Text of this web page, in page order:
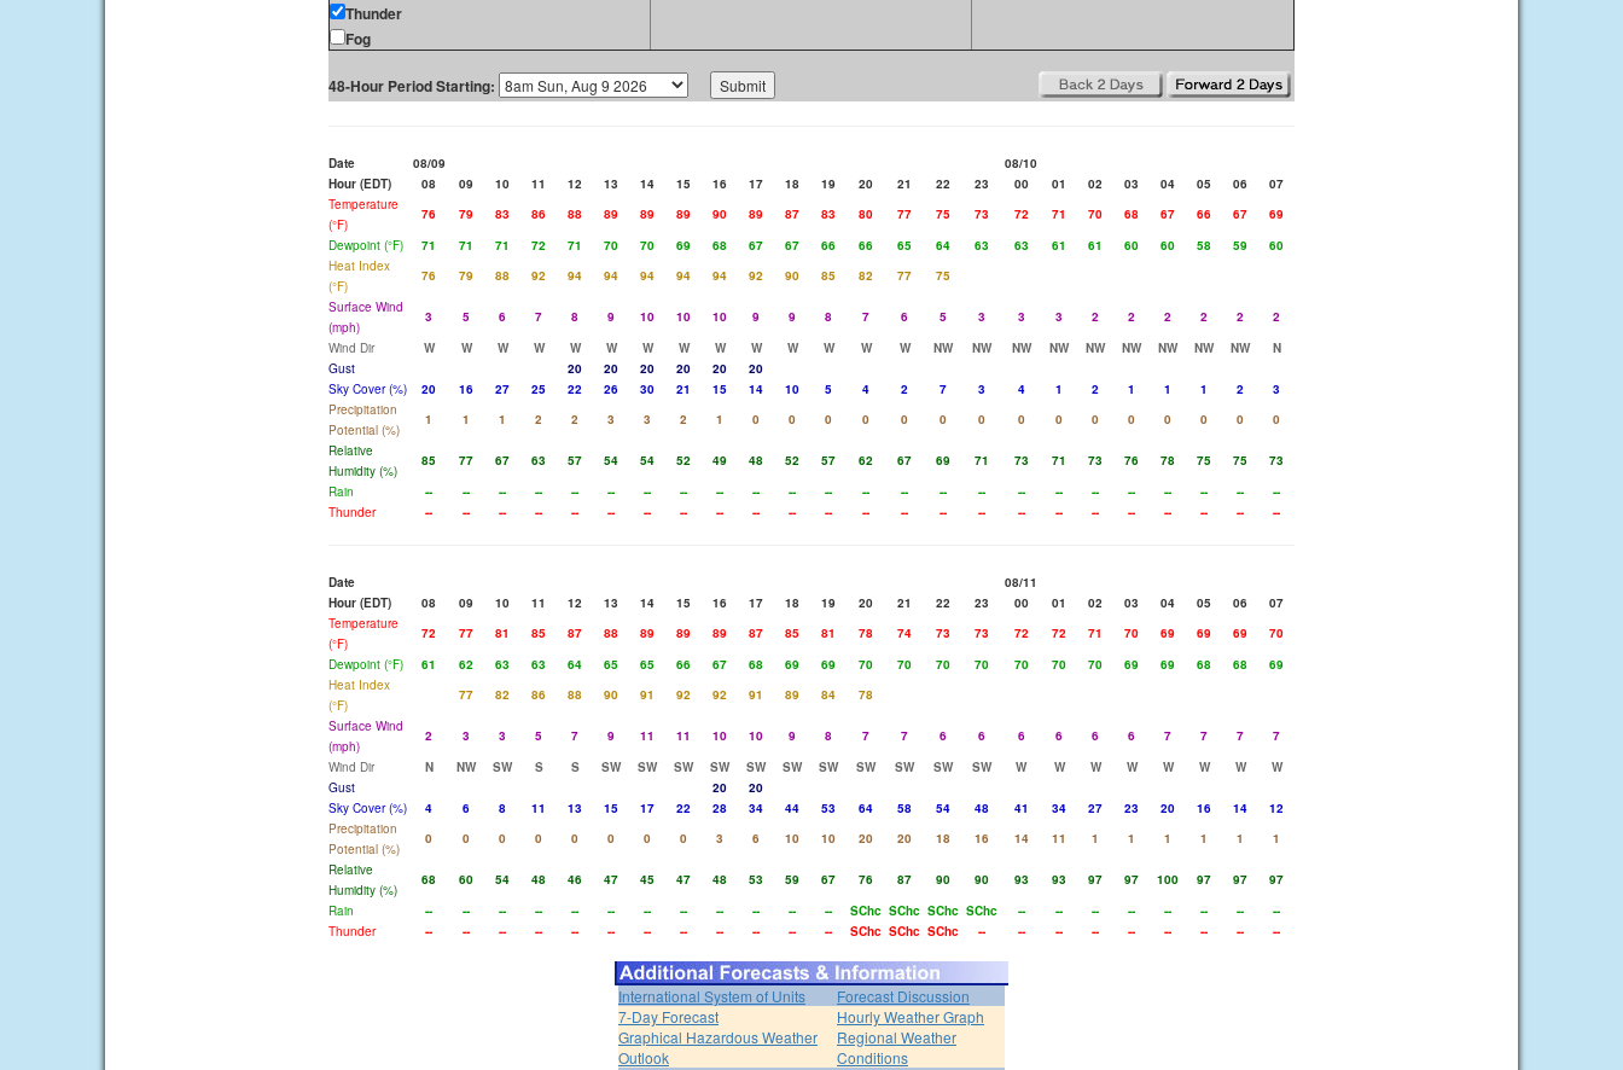
Thunder
Fog
48-Hour Period Starting:
Date 08/09
08/10
Hour (EDT)
08 09 10 11 12 13 14 15 16 17 18 19 20 21 22 23 00 01 02 03 04 05 06
07
Temperature
(°F)
76 79 83 86 88 89 89 89 90 89 87 83 80 77 75 73 72 71 70 68 67 66 67
69
Dewpoint (°F)
71 71 71 72 71 70 70 69 68 67 67 66 66 65 64 63 63 61 61 60 60 58 59
60
Heat Index
(°F)
76 79 88 92 94 94 94 94 94 92 90 85 82 77
75
Surface Wind
(mph)
3 5 6 7 8 9 10 10 10 9 9 8 7 6 5 3 3 3 2 2 2 2 2
2
Wind Dir
W W W W W W W W W W W W W W NW NW NW NW NW NW NW NW NW
N
Gust
20 20 20 20 20
20
Sky Cover (%)
20 16 27 25 22 26 30 21 15 14 10 5 4 2 7 3 4 1 2 1 1 1 2
3
Precipitation
Potential (%)
1 1 1 2 2 3 3 2 1 0 0 0 0 0 0 0 0 0 0 0 0 0 0
0
Relative
Humidity (%)
85 77 67 63 57 54 54 52 49 48 52 57 62 67 69 71 73 71 73 76 78 75 75
73
Rain
-- -- -- -- -- -- -- -- -- -- -- -- -- -- -- -- -- -- -- -- -- -- --
--
Thunder
-- -- -- -- -- -- -- -- -- -- -- -- -- -- -- -- -- -- -- -- -- -- -- --
Date
08/11
Hour (EDT)
08 09 10 11 12 13 14 15 16 17 18 19 20 21 22 23 00 01 02 03 04 05 06
07
Temperature
(°F)
72 77 81 85 87 88 89 89 89 87 85 81 78 74 73 73 72 72 71 70 69 69 69
70
Dewpoint (°F)
61 62 63 63 64 65 65 66 67 68 69 69 70 70 70 70 70 70 70 69 69 68 68
69
Heat Index
(°F)
77 82 86 88 90 91 92 92 91 89 84
78
Surface Wind
(mph)
2 3 3 5 7 9 11 11 10 10 9 8 7 7 6 6 6 6 6 6 7 7 7
7
Wind Dir
N NW SW S S SW SW SW SW SW SW SW SW SW SW SW W W W W W W W
W
Gust
20
20
Sky Cover (%)
4 6 8 11 13 15 17 22 28 34 44 53 64 58 54 48 41 34 27 23 20 16 14
12
Precipitation
Potential (%)
0 0 0 0 0 0 0 0 3 6 10 10 20 20 18 16 14 11 1 1 1 1 1
1
Relative
Humidity (%)
68 60 54 48 46 47 45 47 48 53 59 67 76 87 90 90 93 93 97 97 100 97 97
97
Rain
-- -- -- -- -- -- -- -- -- -- -- -- SChc SChc SChc SChc -- -- -- -- -- -- --
--
Thunder
-- -- -- -- -- -- -- -- -- -- -- -- SChc SChc SChc -- -- -- -- -- -- -- -- --
International System of Units
Forecast Discussion
7-Day Forecast
Hourly Weather Graph
Graphical Hazardous Weather
Outlook
Regional Weather
Conditions